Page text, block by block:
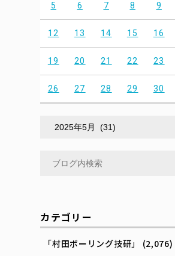
5 6 7 8 9
12 13 14 15 16
19 20 21 22 23
26 27 28 29 30
カテゴリー
「村田ボーリング技研」 (2,076)